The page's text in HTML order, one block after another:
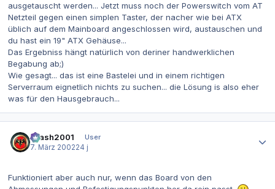
ausgetauscht werden... Jetzt muss noch der Powerswitch vom AT
Netzteil gegen einen simplen Taster, der nacher wie bei ATX
üblich auf dem Mainboard angeschlossen wird, austauschen und
du hast ein 19" ATX Gehäuse...
Das Ergebniss hängt natürlich von deriner handwerklichen
Begabung ab;)
Wie gesagt... das ist eine Bastelei und in einem richtigen
Serverraum eignetlich nichts zu suchen... die Lösung is also eher
was für den Hausgebrauch...
Crash2001
User
7. März 200224 j
Funktioniert aber auch nur, wenn das Board von den